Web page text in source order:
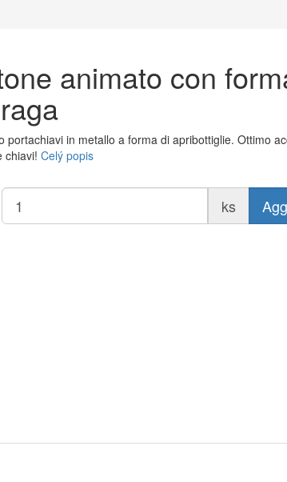
animato con
portachiavi in metallo a forma di apribottiglie. Ottimo
chiavi! Celý popis
ks